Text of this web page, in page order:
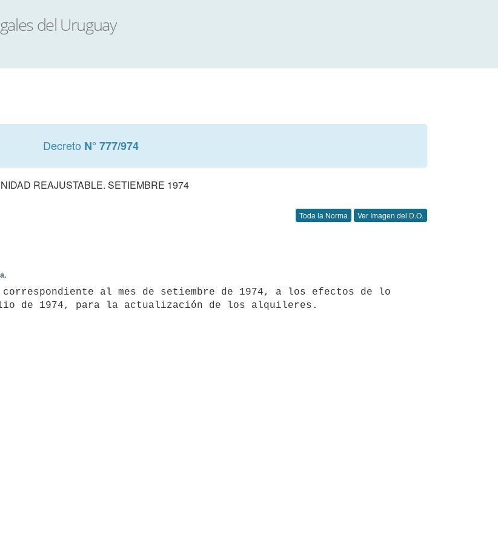
Decreto N° 777/974
REAJUSTABLE. SETIEMBRE 1974
Toda la Norma Ver Imagen del D.O.
al mes de setiembre de 1974, a los efectos de lo
de 1974, para la actualización de los alquileres.